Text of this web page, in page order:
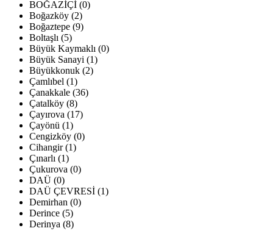
BOĞAZİÇİ (0)
Boğazköy (2)
Boğaztepe (9)
Boltaşlı (5)
Büyük Kaymaklı (0)
Büyük Sanayi (1)
Büyükkonuk (2)
Çamlıbel (1)
Çanakkale (36)
Çatalköy (8)
Çayırova (17)
Çayönü (1)
Cengizköy (0)
Cihangir (1)
Çınarlı (1)
Çukurova (0)
DAÜ (0)
DAÜ ÇEVRESİ (1)
Demirhan (0)
Derince (5)
Derinya (8)